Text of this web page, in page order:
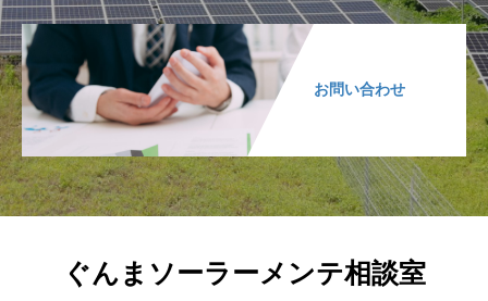
お問い合わせ
ぐんまソーラーメンテ相談室